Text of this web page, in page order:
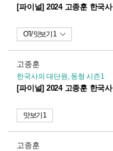
[파이널] 2024 고종훈 한국
OT 맛보기 1
고종훈
한국사의 대단원, 동형 시즌1
[파이널] 2024 고종훈 한국
맛보기 1
고종훈